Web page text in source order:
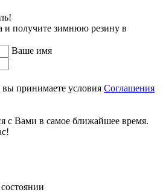
и получите зимнюю резину в
Ваше имя
принимаете условия Соглашения
с Вами в самое ближайшее время.